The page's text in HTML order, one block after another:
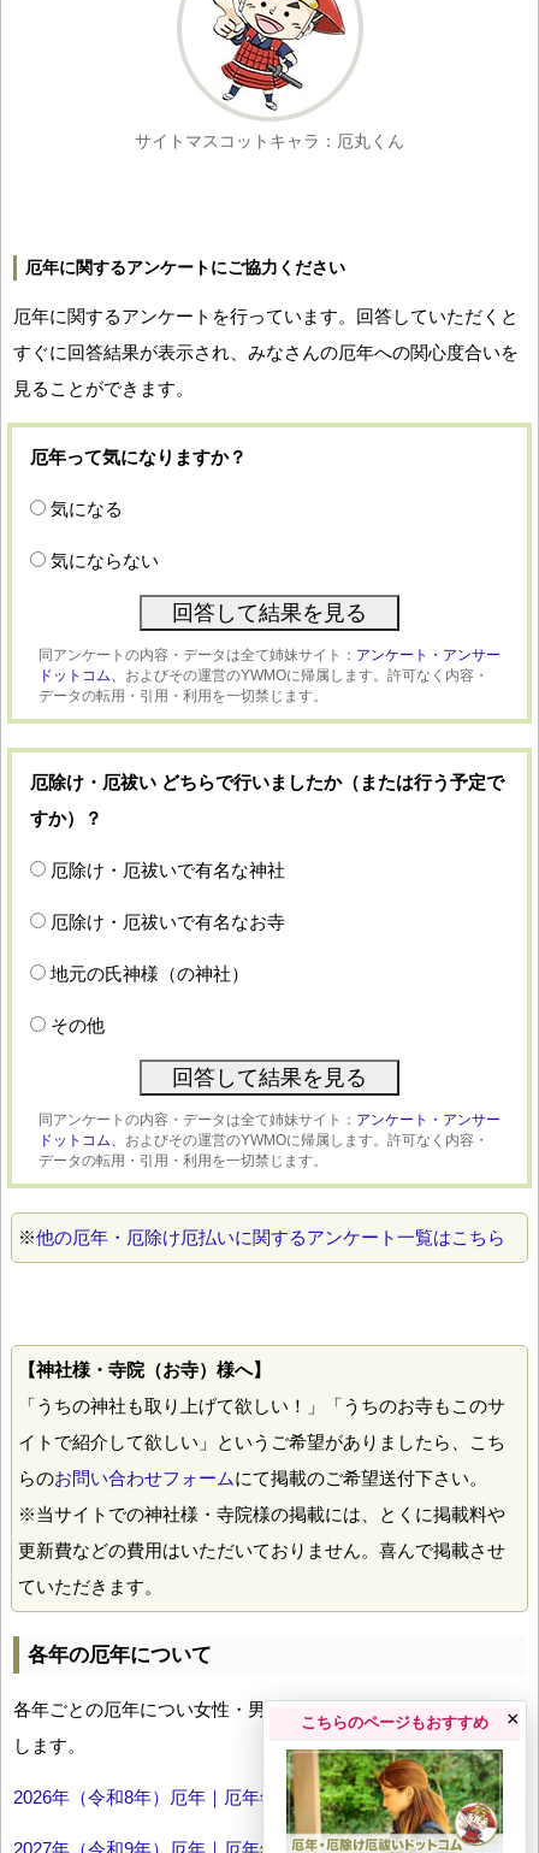
サイトマスコットキャラ：厄丸くん
厄年に関するアンケートにご協力ください
厄年に関するアンケートを行っています。回答していただくと
すぐに回答結果が表示され、みなさんの厄年への関心度合いを
見ることができます。
厄年って気になりますか？
気になる
気にならない
同アンケートの内容・データは全て姉妹サイト： アンケート・アンサー
ドットコム、 およびその運営のYWMOに帰属します。許可なく内容・
データの転用・引用・利用を一切禁じます。
厄除け・厄祓い どちらで行いましたか（または行う予定で
すか）？
厄除け・厄祓いで有名な神社
厄除け・厄祓いで有名なお寺
地元の氏神様（の神社）
その他
同アンケートの内容・データは全て姉妹サイト： アンケート・アンサー
ドットコム、 およびその運営のYWMOに帰属します。許可なく内容・
データの転用・引用・利用を一切禁じます。
※他の厄年・厄除け厄払いに関するアンケート一覧はこちら
【神社様・寺院（お寺）様へ】
「うちの神社も取り上げて欲しい！」「うちのお寺もこのサ
イトで紹介して欲しい」というご希望がありましたら、こち
らのお問い合わせフォームにて掲載のご希望送付下さい。
※当サイトでの神社様・寺院様の掲載には、とくに掲載料や
更新費などの費用はいただいておりません。喜んで掲載させ
ていただきます。
各年の厄年について
各年ごとの厄年につい女性・男性の年齢早見表とともにお伝え
します。
2026年（令和8年）厄年｜厄年年齢早見表
2027年（令和9年）厄年｜厄年年齢早見表
こちらのページもおすすめ ×